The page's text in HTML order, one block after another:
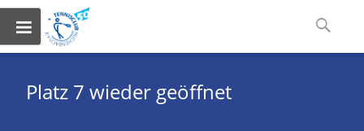
to
content
Suchen
Platz 7 wieder geöffnet